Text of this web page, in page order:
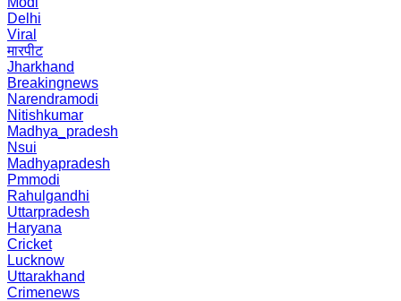
Delhi
Viral
मारपीट
Jharkhand
Breakingnews
Narendramodi
Nitishkumar
Madhya_pradesh
Nsui
Madhyapradesh
Pmmodi
Rahulgandhi
Uttarpradesh
Haryana
Cricket
Lucknow
Uttarakhand
Crimenews